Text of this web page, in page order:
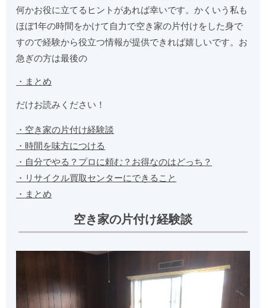
何かお役に立てるヒントがあれば幸いです。かくいう私も
ほぼ1年の時間をかけて自力で空き家の片付けをした身で
すので経験から役立つ情報が提供できれば嬉しいです。お
急ぎの方は最後の
・まとめ
だけお読みください！
・空き家の片付け経験談
・時間を味方につける
・自分でやる？プロに頼む？お得なのはどっち？
・リサイクル買取センターにできること
・まとめ
空き家の片付け経験談